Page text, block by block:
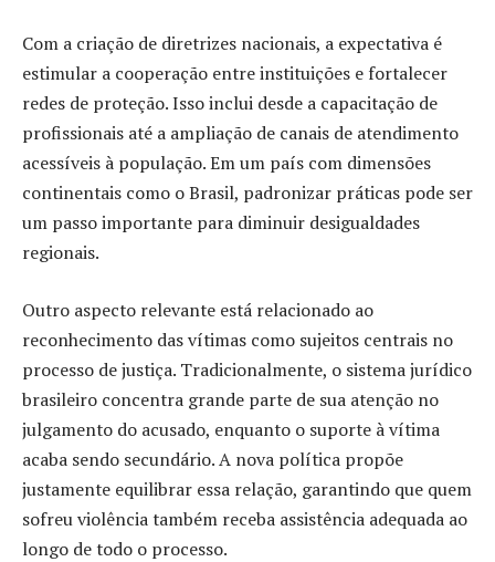
Com a criação de diretrizes nacionais, a expectativa é
estimular a cooperação entre instituições e fortalecer
redes de proteção. Isso inclui desde a capacitação de
profissionais até a ampliação de canais de atendimento
acessíveis à população. Em um país com dimensões
continentais como o Brasil, padronizar práticas pode ser
um passo importante para diminuir desigualdades
regionais.
Outro aspecto relevante está relacionado ao
reconhecimento das vítimas como sujeitos centrais no
processo de justiça. Tradicionalmente, o sistema jurídico
brasileiro concentra grande parte de sua atenção no
julgamento do acusado, enquanto o suporte à vítima
acaba sendo secundário. A nova política propõe
justamente equilibrar essa relação, garantindo que quem
sofreu violência também receba assistência adequada ao
longo de todo o processo.